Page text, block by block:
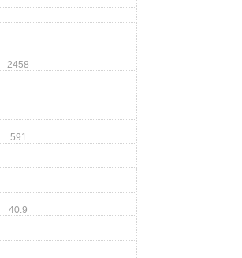
2458
591
40.9